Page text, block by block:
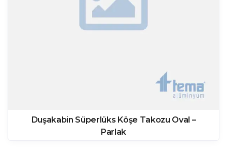
Duşakabin Süperlüks Köşe Takozu Oval –
Parlak